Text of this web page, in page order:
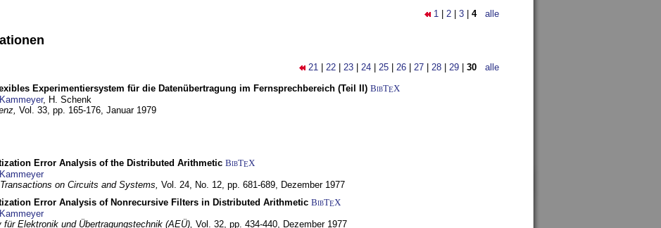
1 2 3 4 alle
21 22 23 24 25 26 27 28 29 30 alle
Experimentiersystem für die Datenübertragung im Fernsprechbereich (Teil II) BibTEX
, H. Schenk
Vol. 33, pp. 165-176, Januar 1979
Error Analysis of the Distributed Arithmetic BibTEX
on Circuits and Systems, Vol. 24, No. 12, pp. 681-689, Dezember 1977
Error Analysis of Nonrecursive Filters in Distributed Arithmetic BibTEX
für Elektronik und Übertragungstechnik (AEÜ), Vol. 32, pp. 434-440, Dezember 1977